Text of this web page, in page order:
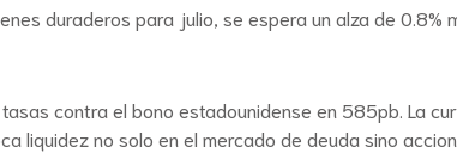
duraderos para julio, se espera un alza de 0.8%
contra el bono estadounidense en 585pb. La
no solo en el mercado de deuda sino